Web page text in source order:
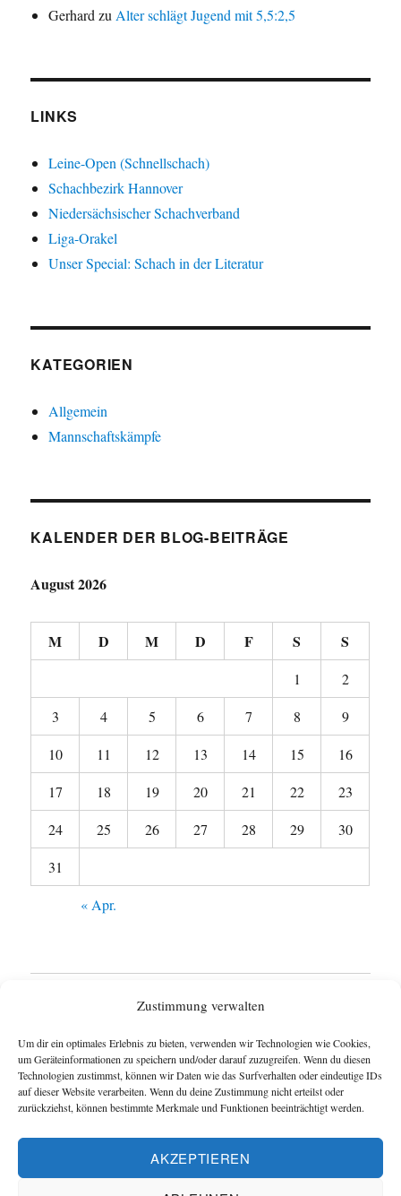
Zustimmung verwalten
Um dir ein optimales Erlebnis zu bieten, verwenden wir Technologien wie Cookies,
um Geräteinformationen zu speichern und/oder darauf zuzugreifen. Wenn du diesen
Technologien zustimmst, können wir Daten wie das Surfverhalten oder eindeutige IDs
auf dieser Website verarbeiten. Wenn du deine Zustimmung nicht erteilst oder
zurückziehst, können bestimmte Merkmale und Funktionen beeinträchtigt werden.
AKZEPTIEREN
Gerhard zu Alter schlägt Jugend mit 5,5:2,5
LINKS
Leine-Open (Schnellschach)
Schachbezirk Hannover
Niedersächsischer Schachverband
Liga-Orakel
Unser Special: Schach in der Literatur
KATEGORIEN
Allgemein
Mannschaftskämpfe
KALENDER DER BLOG-BEITRÄGE
August 2026
M D M D F S S
1
2
3
4 5 6 7 8
9
10
11 12 13 14 15
16
17
18 19 20 21 22
23
24
25 26 27 28 29
30
31
« Apr.
Wie funktioniert das Blog ?
anzeigen
Impressum
Cookie-Richtlinie (EU)